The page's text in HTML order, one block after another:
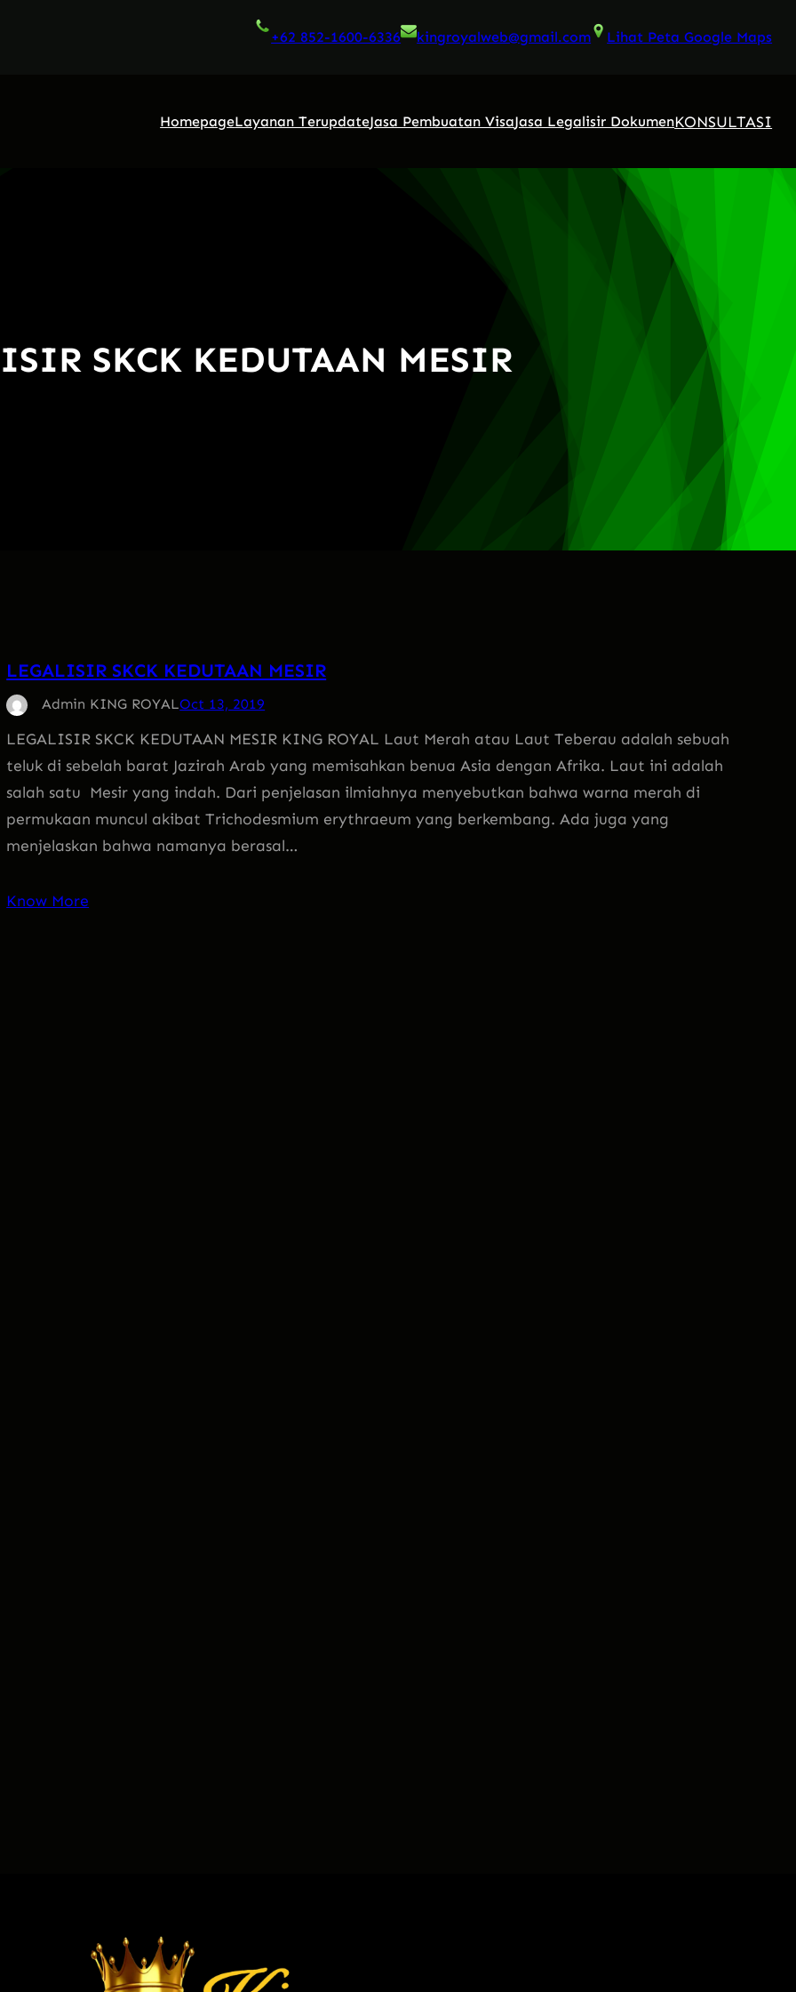
+62 852-1600-6336 kingroyalweb@gmail.com Lihat Peta Google Maps
HomepageLayanan TerupdateJasa Pembuatan VisaJasa Legalisir DokumenKONSULTASI
SKCK KEDUTAAN MESIR
LEGALISIR SKCK KEDUTAAN MESIR
Admin KING ROYALOct 13, 2019
LEGALISIR SKCK KEDUTAAN MESIR KING ROYAL Laut Merah atau Laut Teberau adalah sebuah
teluk di sebelah barat Jazirah Arab yang memisahkan benua Asia dengan Afrika. Laut ini adalah
salah satu Mesir yang indah. Dari penjelasan ilmiahnya menyebutkan bahwa warna merah di
permukaan muncul akibat Trichodesmium erythraeum yang berkembang. Ada juga yang
menjelaskan bahwa namanya berasal…
Know More